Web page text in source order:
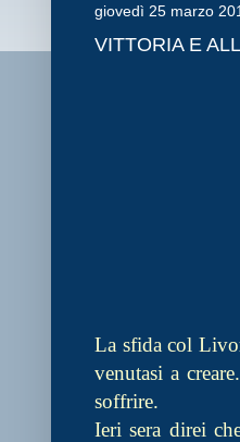
giovedì 25 marzo
VITTORIA E
La sfida col
venutasi a
soffrire.
Ieri sera direi